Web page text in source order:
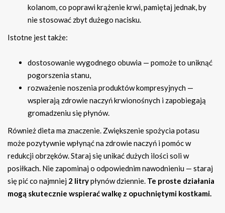
kolanom, co poprawi krążenie krwi, pamiętaj jednak, by
nie stosować zbyt dużego nacisku.
Istotne jest także:
dostosowanie wygodnego obuwia — pomoże to uniknąć
pogorszenia stanu,
rozważenie noszenia produktów kompresyjnych —
wspierają zdrowie naczyń krwionośnych i zapobiegają
gromadzeniu się płynów.
Również dieta ma znaczenie. Zwiększenie spożycia potasu
może pozytywnie wpłynąć na zdrowie naczyń i pomóc w
redukcji obrzęków. Staraj się unikać dużych ilości soli w
posiłkach. Nie zapominaj o odpowiednim nawodnieniu — staraj
się pić co najmniej 2 litrypłynów dziennie. Te proste działania
mogą skutecznie wspierać walkę z opuchniętymi kostkami.